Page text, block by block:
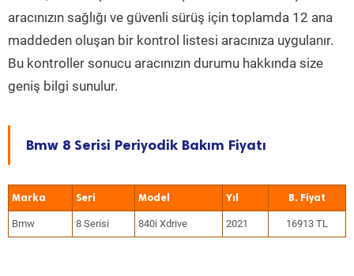
aracınızın sağlığı ve güvenli sürüş için toplamda 12 ana
maddeden oluşan bir kontrol listesi aracınıza uygulanır.
Bu kontroller sonucu aracınızın durumu hakkında size
geniş bilgi sunulur.
Bmw 8 Serisi Periyodik Bakım Fiyatı
Marka Seri Model Yıl
Bmw 8 Serisi 840i Xdrive 2021 16913 TL